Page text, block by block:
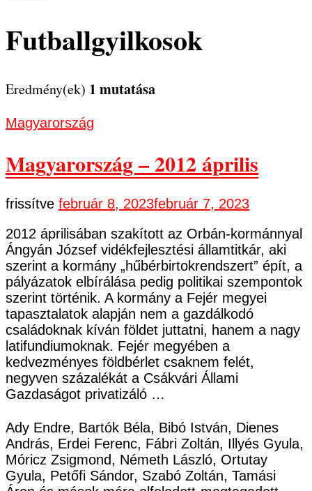
Futballgyilkosok
Eredmény(ek) 1 mutatása
Magyarország
Magyarország – 2012 április
frissítve február 8, 2023február 7, 2023
2012 áprilisában szakított az Orbán-kormánnyal
Ángyán József vidékfejlesztési államtitkár, aki
szerint a kormány „hűbérbirtokrendszert” épít, a
pályázatok elbírálása pedig politikai szempontok
szerint történik. A kormány a Fejér megyei
tapasztalatok alapján nem a gazdálkodó
családoknak kíván földet juttatni, hanem a nagy
latifundiumoknak. Fejér megyében a
kedvezményes földbérlet csaknem felét,
negyven százalékát a Csákvári Állami
Gazdaságot privatizáló …
Ady Endre, Bartók Béla, Bibó István, Dienes
András, Erdei Ferenc, Fábri Zoltán, Illyés Gyula,
Móricz Zsigmond, Németh László, Ortutay
Gyula, Petőfi Sándor, Szabó Zoltán, Tamási